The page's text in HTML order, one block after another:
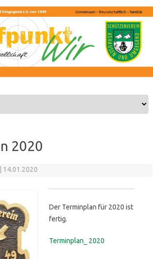
Skip to content
2020
14.01.2020
Der Terminplan für 2020 ist
fertig.
Terminplan_ 2020